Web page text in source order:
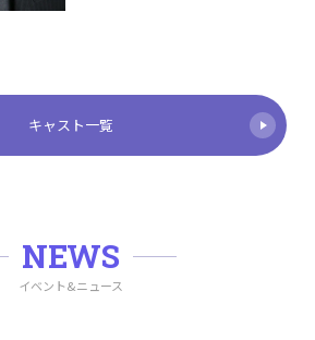
キャスト一覧
NEWS
イベント&ニュース